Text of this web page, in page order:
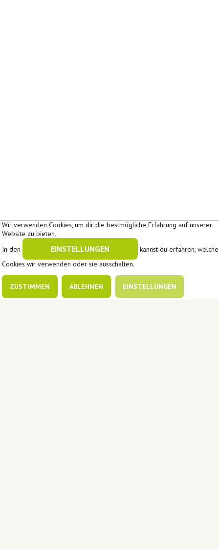
Wir verwenden Cookies, um dir die bestmögliche Erfahrung auf unserer
Website zu bieten.
In den
EINSTELLUNGEN
kannst du erfahren, welche
Cookies wir verwenden oder sie ausschalten.
ZUSTIMMEN ABLEHNEN EINSTELLUNGEN